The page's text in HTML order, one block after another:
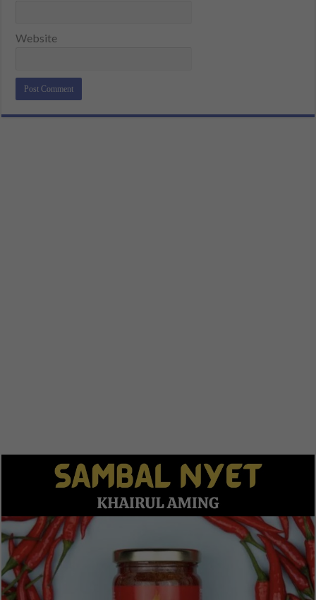
Website
Alternative: